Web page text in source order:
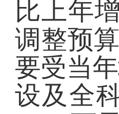
比上年
调整预
要受当
设及全